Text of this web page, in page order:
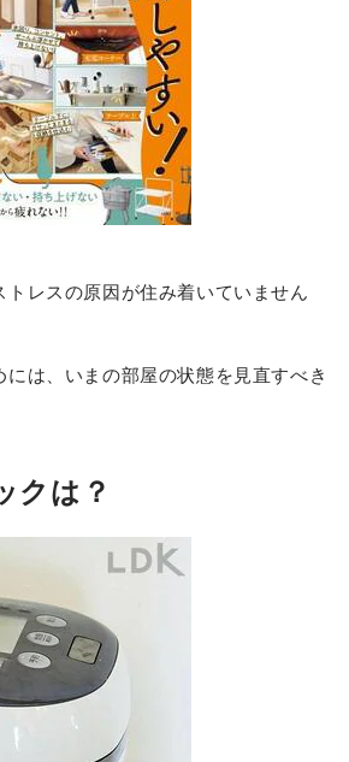
トレスの原因が住み着いていません
は、いまの部屋の状態を見直すべき
クは？